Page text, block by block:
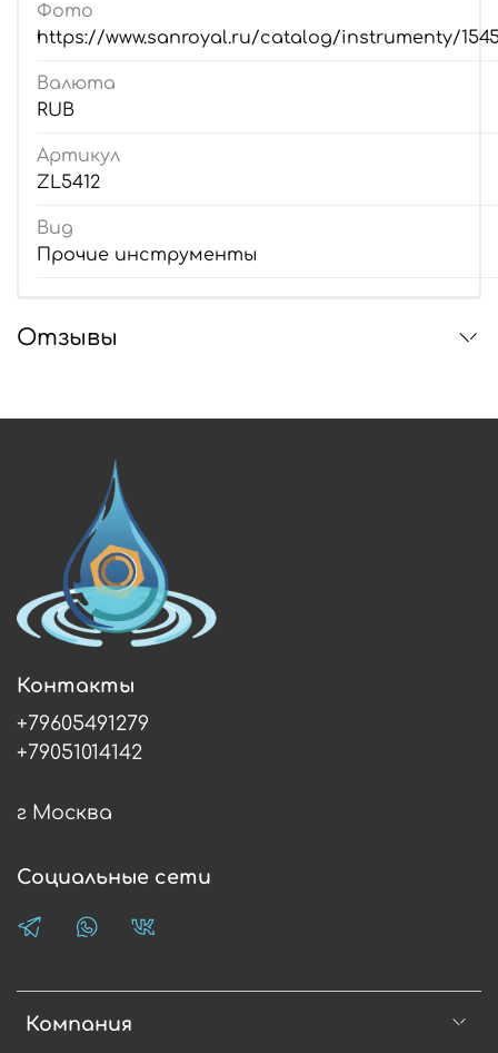
Фото
https://www.sanroyal.ru/catalog/instrumenty/
Валюта
RUB
Артикул
ZL5412
Вид
Прочие инструменты
Отзывы
Компания
Контакты
+79605491279
+79051014142
г Москва
Социальные сети